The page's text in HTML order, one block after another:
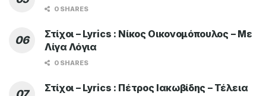
0 SHARES
Στίχοι – Lyrics : Νίκος Οικονομόπουλος – Με
Λίγα Λόγια
0 SHARES
Στίχοι – Lyrics : Πέτρος Ιακωβίδης – Τέλεια